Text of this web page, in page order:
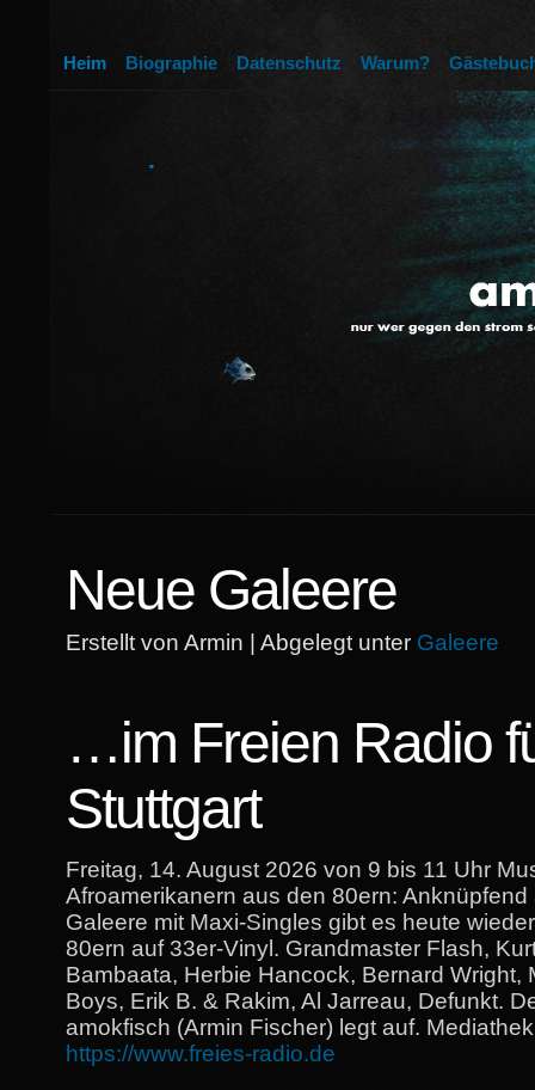
Heim Biographie Datenschutz Warum?
Neue Galeere
Erstellt von Armin | Abgelegt unter Galeere
…im Freien Radio
Stuttgart
Freitag, 14. August 2026 von 9 bis 11 Uhr
Afroamerikanern aus den 80ern: Anknüpfend
Galeere mit Maxi-Singles gibt es heute
80ern auf 33er-Vinyl. Grandmaster Flash,
Bambaata, Herbie Hancock, Bernard Wright,
Boys, Erik B. & Rakim, Al Jarreau, Defunkt.
amokfisch (Armin Fischer) legt auf. Mediathek
https://www.freies-radio.de